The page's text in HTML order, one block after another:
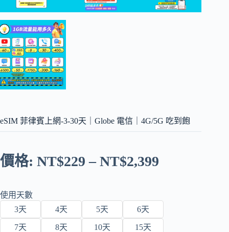
eSIM 菲律賓上網-3-30天｜Globe 電信｜4G/5G 吃到飽
價格: NT$229 –NT$2,399
使用天數
3天
4天 5天 6天
7天 8天 10天 15天